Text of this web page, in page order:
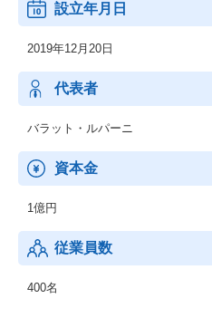
設立年月日
2019年12月20日
代表者
バラット・ルパーニ
資本金
1億円
従業員数
400名